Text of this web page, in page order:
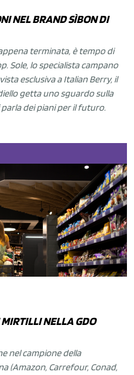
NEL BRAND SÌBON DI
terminata, è tempo di
Sole, lo specialista campano
esclusiva a Italian Berry, il
getta uno sguardo sulla
dei piani per il futuro.
NELLA GDO
nel campione della
(Amazon, Carrefour, Conad,